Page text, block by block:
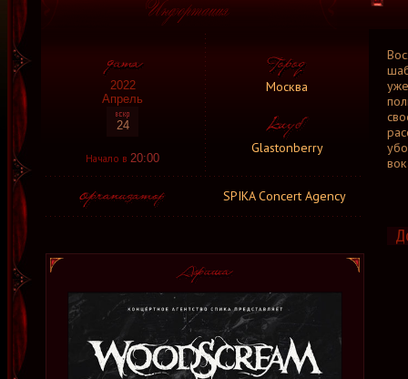
2022
Апрель
24
Начало в 20:00
Москва
Glastonberry
SPIKA Concert Agency